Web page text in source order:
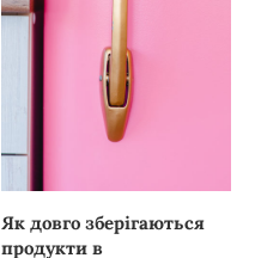
Як довго зберігаються
продукти в